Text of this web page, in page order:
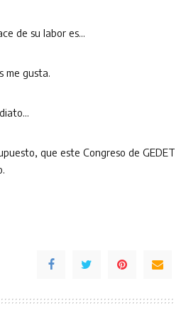
de su labor es…
me gusta.
que este Congreso de GEDET